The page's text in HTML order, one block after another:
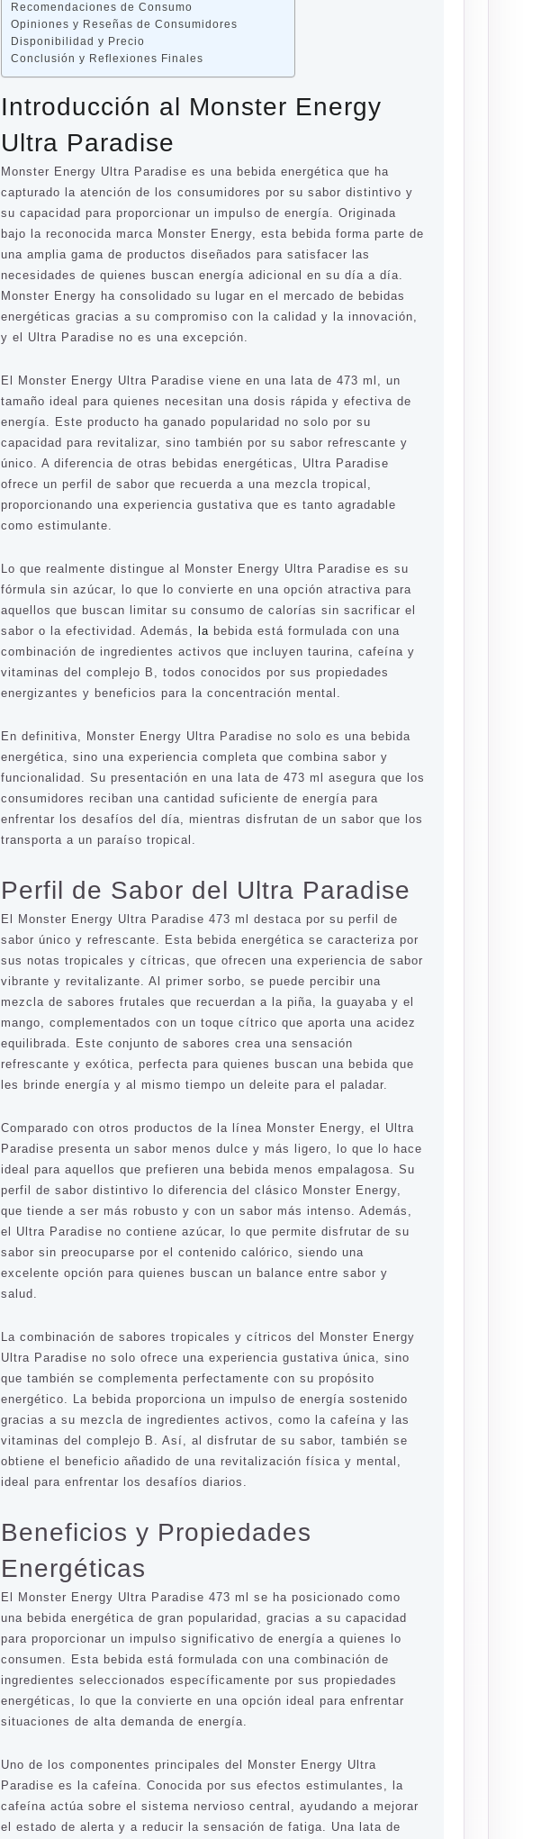
Recomendaciones de Consumo
Opiniones y Reseñas de Consumidores
Disponibilidad y Precio
Conclusión y Reflexiones Finales
Introducción al Monster Energy
Ultra Paradise
Monster Energy Ultra Paradise es una bebida energética que ha
capturado la atención de los consumidores por su sabor distintivo y
su capacidad para proporcionar un impulso de energía. Originada
bajo la reconocida marca Monster Energy, esta bebida forma parte de
una amplia gama de productos diseñados para satisfacer las
necesidades de quienes buscan energía adicional en su día a día.
Monster Energy ha consolidado su lugar en el mercado de bebidas
energéticas gracias a su compromiso con la calidad y la innovación,
y el Ultra Paradise no es una excepción.
El Monster Energy Ultra Paradise viene en una lata de 473 ml, un
tamaño ideal para quienes necesitan una dosis rápida y efectiva de
energía. Este producto ha ganado popularidad no solo por su
capacidad para revitalizar, sino también por su sabor refrescante y
único. A diferencia de otras bebidas energéticas, Ultra Paradise
ofrece un perfil de sabor que recuerda a una mezcla tropical,
proporcionando una experiencia gustativa que es tanto agradable
como estimulante.
Lo que realmente distingue al Monster Energy Ultra Paradise es su
fórmula sin azúcar, lo que lo convierte en una opción atractiva para
aquellos que buscan limitar su consumo de calorías sin sacrificar el
sabor o la efectividad. Además,
la bebida está formulada con una
combinación de ingredientes activos que incluyen taurina, cafeína y
vitaminas del complejo B, todos conocidos por sus propiedades
energizantes y beneficios para la concentración mental.
En definitiva, Monster Energy Ultra Paradise no solo es una bebida
energética, sino una experiencia completa que combina sabor y
funcionalidad. Su presentación en una lata de 473 ml asegura que los
consumidores reciban una cantidad suficiente de energía para
enfrentar los desafíos del día, mientras disfrutan de un sabor que los
transporta a un paraíso tropical.
Perfil de Sabor del Ultra Paradise
El Monster Energy Ultra Paradise 473 ml destaca por su perfil de
sabor único y refrescante. Esta bebida energética se caracteriza por
sus notas tropicales y cítricas, que ofrecen una experiencia de sabor
vibrante y revitalizante. Al primer sorbo, se puede percibir una
mezcla de sabores frutales que recuerdan a la piña, la guayaba y el
mango, complementados con un toque cítrico que aporta una acidez
equilibrada. Este conjunto de sabores crea una sensación
refrescante y exótica, perfecta para quienes buscan una bebida que
les brinde energía y al mismo tiempo un deleite para el paladar.
Comparado con otros productos de la línea Monster Energy, el Ultra
Paradise presenta un sabor menos dulce y más ligero, lo que lo hace
ideal para aquellos que prefieren una bebida menos empalagosa. Su
perfil de sabor distintivo lo diferencia del clásico Monster Energy,
que tiende a ser más robusto y con un sabor más intenso. Además,
el Ultra Paradise no contiene azúcar, lo que permite disfrutar de su
sabor sin preocuparse por el contenido calórico, siendo una
excelente opción para quienes buscan un balance entre sabor y
salud.
La combinación de sabores tropicales y cítricos del Monster Energy
Ultra Paradise no solo ofrece una experiencia gustativa única, sino
que también se complementa perfectamente con su propósito
energético. La bebida proporciona un impulso de energía sostenido
gracias a su mezcla de ingredientes activos, como la cafeína y las
vitaminas del complejo B. Así, al disfrutar de su sabor, también se
obtiene el beneficio añadido de una revitalización física y mental,
ideal para enfrentar los desafíos diarios.
Beneficios y Propiedades
Energéticas
El Monster Energy Ultra Paradise 473 ml se ha posicionado como
una bebida energética de gran popularidad, gracias a su capacidad
para proporcionar un impulso significativo de energía a quienes lo
consumen. Esta bebida está formulada con una combinación de
ingredientes seleccionados específicamente por sus propiedades
energéticas, lo que la convierte en una opción ideal para enfrentar
situaciones de alta demanda de energía.
Uno de los componentes principales del Monster Energy Ultra
Paradise es la cafeína. Conocida por sus efectos estimulantes, la
cafeína actúa sobre el sistema nervioso central, ayudando a mejorar
el estado de alerta y a reducir la sensación de fatiga. Una lata de